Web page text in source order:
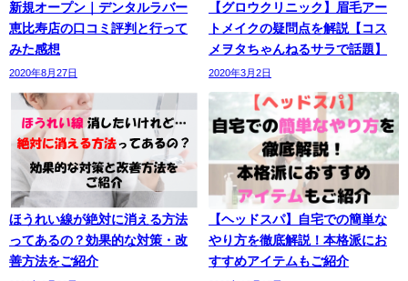
新規オープン｜デンタルラバー
恵比寿店の口コミ評判と行って
みた感想
2020年8月27日
【グロウクリニック】眉毛アー
トメイクの疑問点を解説【コス
メヲタちゃんねるサラで話題】
2020年3月2日
ほうれい線が絶対に消える方法
ってあるの？効果的な対策・改
善方法をご紹介
【ヘッドスパ】自宅での簡単な
やり方を徹底解説！本格派にお
すすめアイテムもご紹介